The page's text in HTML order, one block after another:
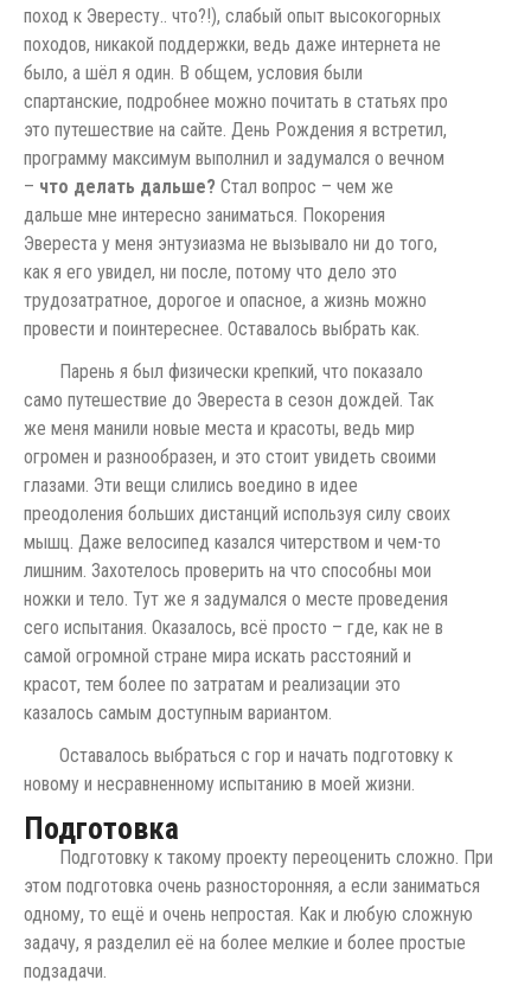
поход к Эвересту.. что?!), слабый опыт высокогорных
походов, никакой поддержки, ведь даже интернета не
было, а шёл я один. В общем, условия были
спартанские, подробнее можно почитать в статьях про
это путешествие на сайте. День Рождения я встретил,
программу максимум выполнил и задумался о вечном
– что делать дальше? Стал вопрос – чем же
дальше мне интересно заниматься. Покорения
Эвереста у меня энтузиазма не вызывало ни до того,
как я его увидел, ни после, потому что дело это
трудозатратное, дорогое и опасное, а жизнь можно
провести и поинтереснее. Оставалось выбрать как.
Парень я был физически крепкий, что показало
само путешествие до Эвереста в сезон дождей. Так
же меня манили новые места и красоты, ведь мир
огромен и разнообразен, и это стоит увидеть своими
глазами. Эти вещи слились воедино в идее
преодоления больших дистанций используя силу своих
мышц. Даже велосипед казался читерством и чем-то
лишним. Захотелось проверить на что способны мои
ножки и тело. Тут же я задумался о месте проведения
сего испытания. Оказалось, всё просто – где, как не в
самой огромной стране мира искать расстояний и
красот, тем более по затратам и реализации это
казалось самым доступным вариантом.
Оставалось выбраться с гор и начать подготовку к
новому и несравненному испытанию в моей жизни.
Подготовка
Подготовку к такому проекту переоценить сложно. При
этом подготовка очень разносторонняя, а если заниматься
одному, то ещё и очень непростая. Как и любую сложную
задачу, я разделил её на более мелкие и более простые
подзадачи.